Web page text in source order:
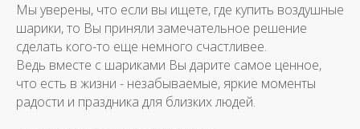
Мы уверены, что если вы ищете, где купить воздушные
шарики, то Вы приняли замечательное решение
сделать кого-то еще немного счастливее.
Ведь вместе с шариками Вы дарите самое ценное,
что есть в жизни - незабываемые, яркие моменты
радости и праздника для близких людей.